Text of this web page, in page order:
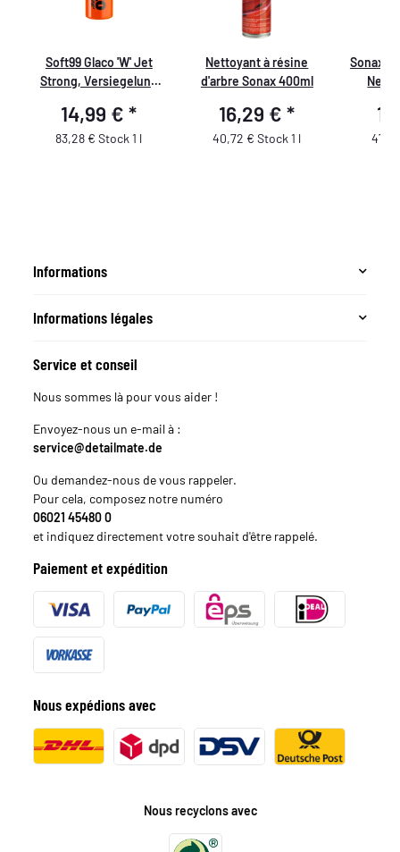
Soft99 Glaco 'W' Jet
Strong, Versiegelung
de voiture, 180 ml
14,99 €*
83,28 € Stock 1 l
Nettoyant à résine
d'arbre Sonax 400ml
16,29 €*
40,72 € Stock 1 l
Sonax
Informations
Informations légales
Service et conseil
Nous sommes là pour vous aider !
Envoyez-nous un e-mail à :
service@detailmate.de
Ou demandez-nous de vous rappeler.
Pour cela, composez notre numéro
06021 45480 0
et indiquez directement votre souhait d'être rappelé.
Paiement et expédition
Nous expédions avec
Nous recyclons avec